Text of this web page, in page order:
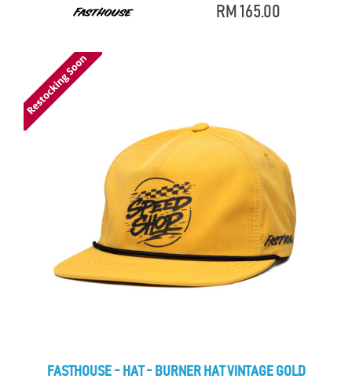
RM 165.00
FASTHOUSE - HAT - BURNER HAT VINTAGE GOLD